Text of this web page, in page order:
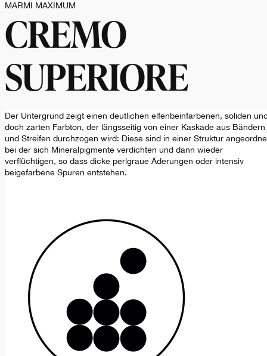
MARMI MAXIMUM
CREMO
SUPERIORE
Der Untergrund zeigt einen deutlichen elfenbeinfarbenen, soliden
doch zarten Farbton, der längsseitig von einer Kaskade aus Bändern
und Streifen durchzogen wird: Diese sind in einer Struktur
bei der sich Mineralpigmente verdichten und dann wieder
verflüchtigen, so dass dicke perlgraue Äderungen oder intensiv
beigefarbene Spuren entstehen.